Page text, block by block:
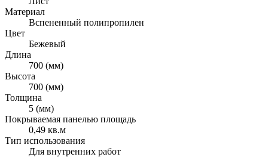
Материал
Вспененный полипропилен
Цвет
Бежевый
Длина
700 (мм)
Высота
700 (мм)
Толщина
5 (мм)
Покрываемая панелью площадь
0,49 кв.м
Тип использования
Для внутренних работ